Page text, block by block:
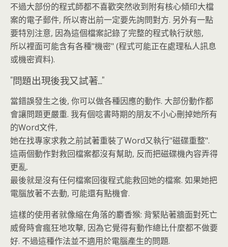
不過大部份的程式師都不喜歡突然收到附有核心傾印大檔
案的電子郵件, 所以寄出前一定要先詢問對方. 另外有一點
要特別注意, 因為這個檔案記錄了完整的程式執行狀態,
所以裡面可能含有各種"機密" (程式可能正在處理私人訊息
或機密資料).
"問題出現後我又試著..."
當錯誤發生之後, 你可以做各種因應的動作. 大部份動作都
會讓問題更嚴重. 我有個唸書時期的朋友不小心刪掉她所有
的Word文件,
她在找專家求救之前試著重裝了Word又執行"磁碟重整".
這兩個動作對救回檔案都沒有幫助, 反而把磁碟機內容弄得
更亂.
最後就是沒有任何檔案回復程式能救回她的檔案. 如果她把
電腦放著不去動, 可能還有點機會.
這樣的使用者就像縮在角落的麝香猴: 背緊貼著牆面對死亡
威脅時會瘋狂地攻擊, 因為它覺得有動作總比什麼都不做要
好. 不過這種作法並不適用於電腦產生的問題.